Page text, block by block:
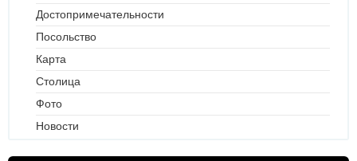
Достопримечательности
Посольство
Карта
Столица
Фото
Новости